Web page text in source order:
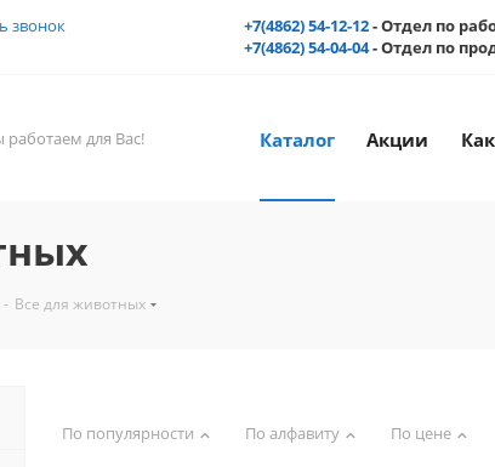
звонок +7(4862) 54-12-12- Отдел по
+7(4862) 54-04-04- Отдел по
для Вас! Каталог Акции
- Все для животных
По популярности По алфавиту По цене